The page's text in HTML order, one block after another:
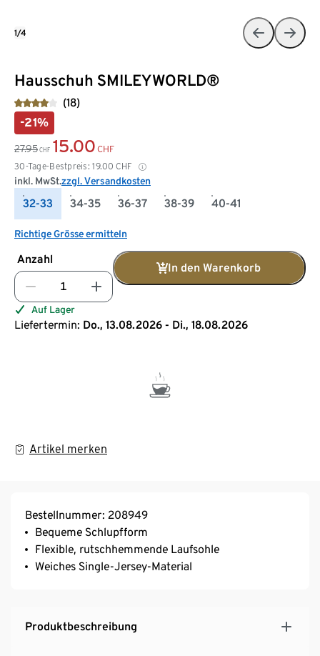
Hausschuh SMILEYWORLD®
(18)
-21%
27.95 CHF 15.00 CHF
30-Tage-Bestpreis: 19.00 CHF
inkl. MwSt.zzgl. Versandkosten
32-33 34-35 36-37 38-39 40-41
Richtige Grösse ermitteln
Anzahl
In den Warenkorb
Auf Lager
Liefertermin: Do., 13.08.2026 - Di., 18.08.2026
Artikel merken
1/4
Bestellnummer: 208949
Bequeme Schlupfform
Flexible, rutschhemmende Laufsohle
Weiches Single-Jersey-Material
Produktbeschreibung